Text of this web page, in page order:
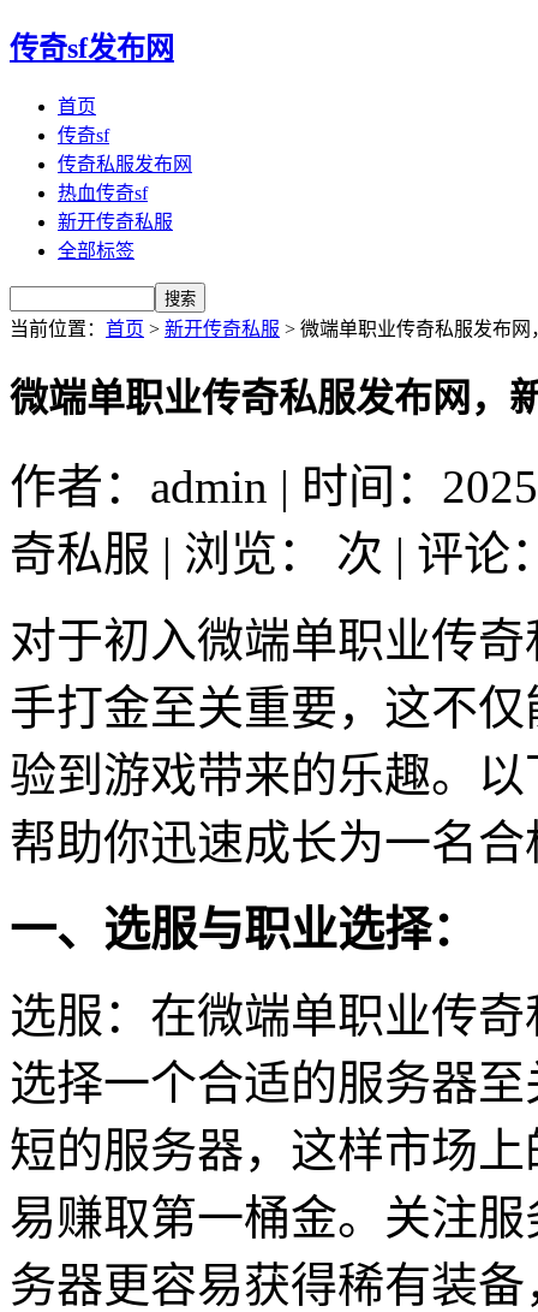
传奇sf发布网
首页
传奇sf
传奇私服发布网
热血传奇sf
新开传奇私服
全部标签
当前位置： 首页 > 新开传奇私服 > 微端单职业传奇私服发布
微端单职业传奇私服发布网，
作者：admin | 时间：
奇私服 | 浏览：
次 | 评论
对于初入微端单职业传
手打金至关重要，这不
验到游戏带来的乐趣。
帮助你迅速成长为一名
一、选服与职业选择：
选服：在微端单职业传
选择一个合适的服务器
短的服务器，这样市场
易赚取第一桶金。关注
务器更容易获得稀有装